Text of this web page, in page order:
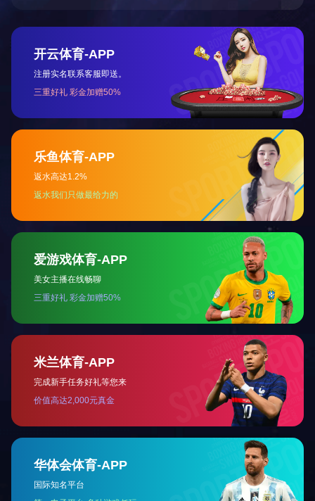
法》出台以来，通过 “四机一脑”生产者缴纳基金、补贴给处理
企业的管理模式，使得废弃“四机一脑”的非正规、不环保的处
理状况得到了极大的改观。通过有效的规划管理、有序的资金
征补方式，开辟了规范化管理废弃电器电子产品处理行业的先
河，行业普遍认为这是迄今为止管理措施到位、实施效果最显
著的一项政策。 2012年7-12月基金征
More +
简 繁 En
「集团总部」 0757-85588688
「传真」0757-85598080
「电子邮箱」XiangHaiGroupCoLtd@163.com
集团业务
社会责任
人力资源
在线押球(中国)唯一官方网